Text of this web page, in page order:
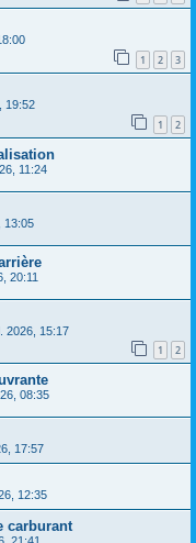
1 2 3
19:52
1 2
11:24
13:05
20:11
2026, 15:17
1 2
08:35
17:57
12:35
carburant